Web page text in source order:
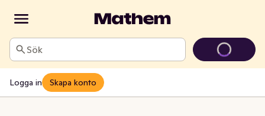
Sök
Logga in Skapa konto